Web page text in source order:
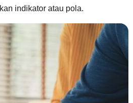
indikator atau pola.